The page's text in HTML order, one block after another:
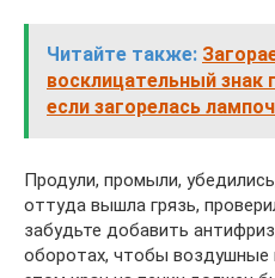
Читайте также:
восклицательный знак
если загорелась
Продули, промыли,
оттуда вышла грязь,
забудьте добавить
оборотах, чтобы воздушные